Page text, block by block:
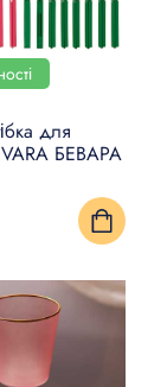
для
БЕВАРА